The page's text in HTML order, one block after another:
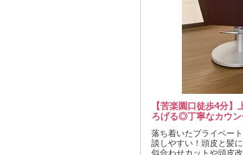
【苦楽園口徒歩4分
ろげる◎丁寧なカウ
落ち着いたプライベー
談しやすい！頭皮と髪
似合わせカットや頭皮